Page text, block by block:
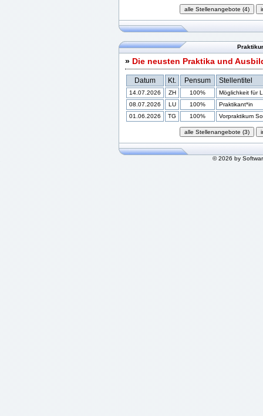
» Die neusten Praktika und
Datum Kt. Pensum Stellentitel
14.07.2026 ZH 100%
Möglichkeit für
08.07.2026
LU 100%
Praktikant*in
01.06.2026
TG 100% Vorpraktikum
© 2026 by